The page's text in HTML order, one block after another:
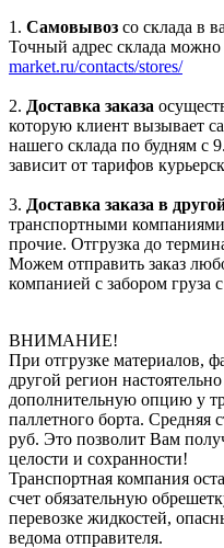
1. Самовывоз со склада в
Точный адрес склада можно
market.ru/contacts/stores/
2. Доставка заказа
которую клиент вызывает
нашего склада по будням с
зависит от тарифов
3. Доставка заказа в
транспортными
прочие. Отгрузка до
Можем отправить заказ
компанией с забором груза
ВНИМАНИЕ!
При отгрузке материалов,
другой регион
дополнительную опцию у
паллетного борта. Средняя
руб. Это позволит Вам
целости и сохранности!
Транспортная компания
счет обязательную
перевозке жидкостей,
ведома отправителя.